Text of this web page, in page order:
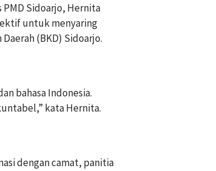
PMD Sidoarjo, Hernita
untuk menyaring
(BKD) Sidoarjo.
bahasa Indonesia.
kata Hernita.
dengan camat, panitia